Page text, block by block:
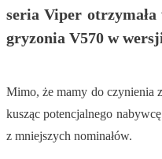
seria Viper otrzymała
gryzonia V570 w
Mimo, że mamy do czynienia
kusząc potencjalnego
z mniejszych nominałów.